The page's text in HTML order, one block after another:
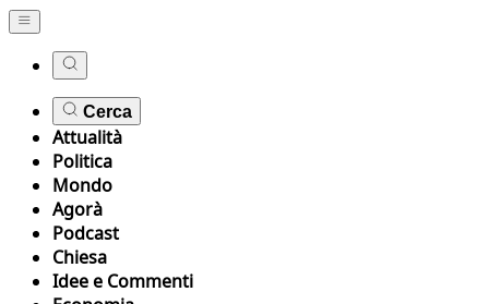
Cerca
Attualità
Politica
Mondo
Agorà
Podcast
Chiesa
Idee e Commenti